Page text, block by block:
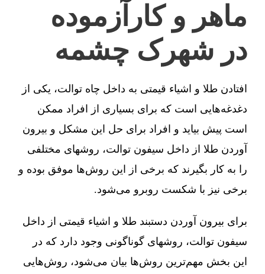
ماهر و کارآزموده
در شهرک چشمه
افتادن طلا و اشیاء قیمتی به داخل چاه توالت، یکی از
دغدغه‌هایی است که برای بسیاری از افراد ممکن
است پیش بیاید و افراد برای حل این مشکل و بیرون
آوردن طلا از داخل سیفون توالت، روشهای مختلفی
را به کار بگیرند که برخی از این روش‌ها موفق بوده و
برخی نیز با شکست روبرو می‌شود.
برای بیرون آوردن دستبند طلا و اشیاء قیمتی از داخل
سیفون توالت، روشهای گوناگونی وجود دارد که در
این بخش مهم‌ترین روش‌ها بیان می‌شود، روش‌هایی